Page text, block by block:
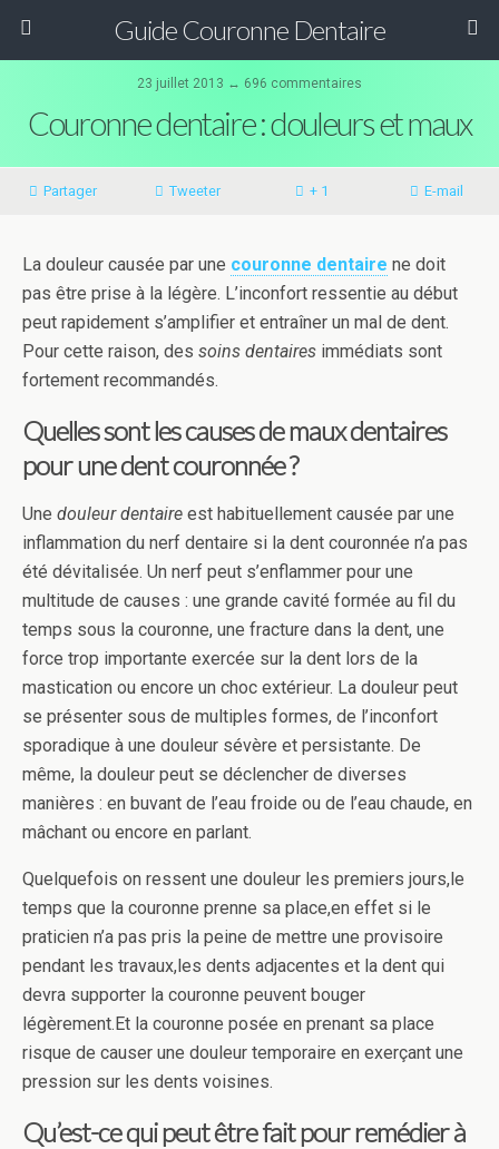
Guide Couronne Dentaire
23 juillet 2013 ↔ 696 commentaires
Couronne dentaire : douleurs et maux
Partager Tweeter + 1 E-mail
La douleur causée par une couronne dentaire ne doit
pas être prise à la légère. L’inconfort ressentie au début
peut rapidement s’amplifier et entraîner un mal de dent.
Pour cette raison, des soins dentaires immédiats sont
fortement recommandés.
Quelles sont les causes de maux dentaires
pour une dent couronnée ?
Une douleur dentaire est habituellement causée par une
inflammation du nerf dentaire si la dent couronnée n’a pas
été dévitalisée. Un nerf peut s’enflammer pour une
multitude de causes : une grande cavité formée au fil du
temps sous la couronne, une fracture dans la dent, une
force trop importante exercée sur la dent lors de la
mastication ou encore un choc extérieur. La douleur peut
se présenter sous de multiples formes, de l’inconfort
sporadique à une douleur sévère et persistante. De
même, la douleur peut se déclencher de diverses
manières : en buvant de l’eau froide ou de l’eau chaude, en
mâchant ou encore en parlant.
Quelquefois on ressent une douleur les premiers jours,le
temps que la couronne prenne sa place,en effet si le
praticien n’a pas pris la peine de mettre une provisoire
pendant les travaux,les dents adjacentes et la dent qui
devra supporter la couronne peuvent bouger
légèrement.Et la couronne posée en prenant sa place
risque de causer une douleur temporaire en exerçant une
pression sur les dents voisines.
Qu’est-ce qui peut être fait pour remédier à